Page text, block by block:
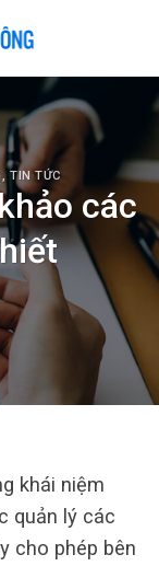
,TIN TỨC
các
khái niệm
quản lý các
cho phép bên